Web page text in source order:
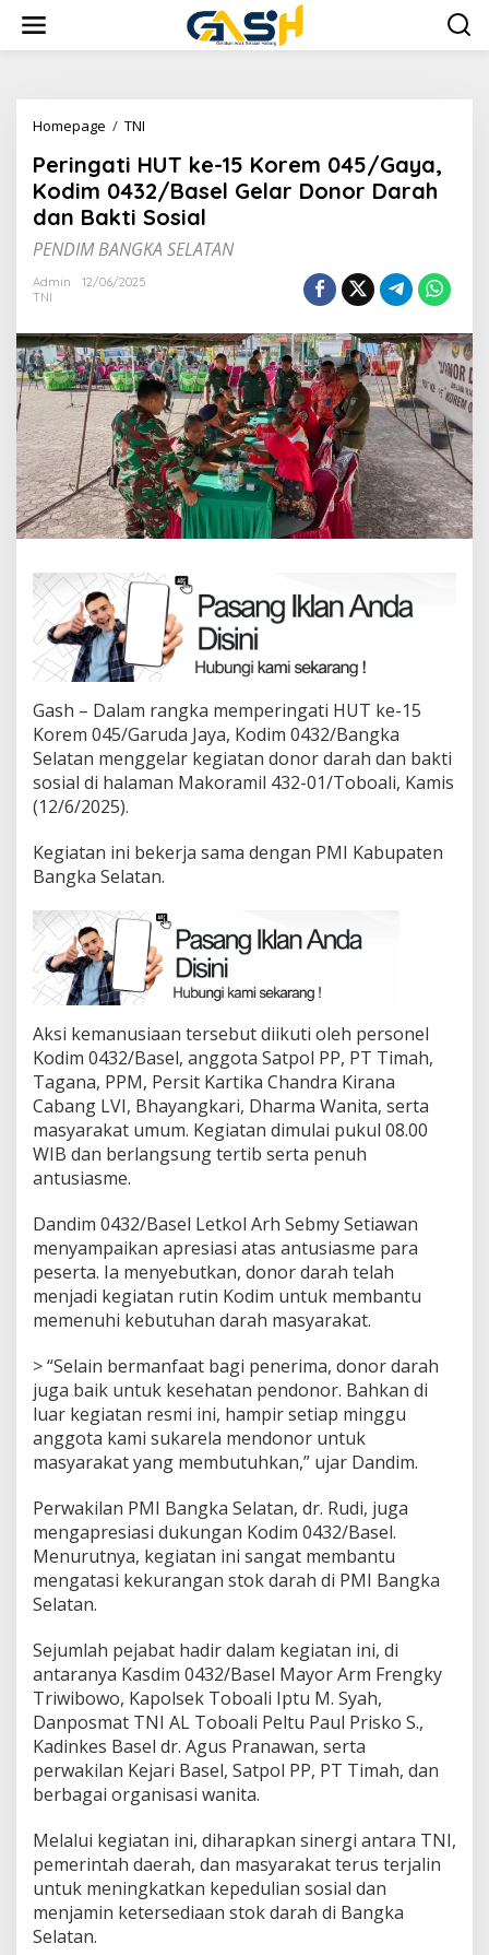
konten
Homepage / TNI
ke-
15
Korem
045/Gaya,
Kodim
0432/Basel
Gelar
dan
Bakti
Sosial
Peringati HUT ke-15 Korem 045/Gaya,
Kodim 0432/Basel Gelar Donor Darah
dan Bakti Sosial
PENDIM BANGKA SELATAN
Admin
12/06/2025
TNI
Gash – Dalam rangka memperingati HUT ke-15
Korem 045/Garuda Jaya, Kodim 0432/Bangka
Selatan menggelar kegiatan donor darah dan bakti
sosial di halaman Makoramil 432-01/Toboali, Kamis
(12/6/2025).
Kegiatan ini bekerja sama dengan PMI Kabupaten
Bangka Selatan.
Aksi kemanusiaan tersebut diikuti oleh personel
Kodim 0432/Basel, anggota Satpol PP, PT Timah,
Tagana, PPM, Persit Kartika Chandra Kirana
Cabang LVI, Bhayangkari, Dharma Wanita, serta
masyarakat umum. Kegiatan dimulai pukul 08.00
WIB dan berlangsung tertib serta penuh
antusiasme.
Dandim 0432/Basel Letkol Arh Sebmy Setiawan
menyampaikan apresiasi atas antusiasme para
peserta. Ia menyebutkan, donor darah telah
menjadi kegiatan rutin Kodim untuk membantu
memenuhi kebutuhan darah masyarakat.
> “Selain bermanfaat bagi penerima, donor darah
juga baik untuk kesehatan pendonor. Bahkan di
luar kegiatan resmi ini, hampir setiap minggu
anggota kami sukarela mendonor untuk
masyarakat yang membutuhkan,” ujar Dandim.
Perwakilan PMI Bangka Selatan, dr. Rudi, juga
mengapresiasi dukungan Kodim 0432/Basel.
Menurutnya, kegiatan ini sangat membantu
mengatasi kekurangan stok darah di PMI Bangka
Selatan.
Sejumlah pejabat hadir dalam kegiatan ini, di
antaranya Kasdim 0432/Basel Mayor Arm Frengky
Triwibowo, Kapolsek Toboali Iptu M. Syah,
Danposmat TNI AL Toboali Peltu Paul Prisko S.,
Kadinkes Basel dr. Agus Pranawan, serta
perwakilan Kejari Basel, Satpol PP, PT Timah, dan
berbagai organisasi wanita.
Melalui kegiatan ini, diharapkan sinergi antara TNI,
pemerintah daerah, dan masyarakat terus terjalin
untuk meningkatkan kepedulian sosial dan
menjamin ketersediaan stok darah di Bangka
Selatan.